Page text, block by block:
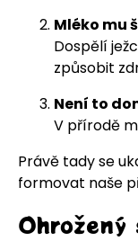
Mléko mu
Dospělí
způsobit
Není to
V přírodě
Právě tady se
formovat naše
Ohrožený